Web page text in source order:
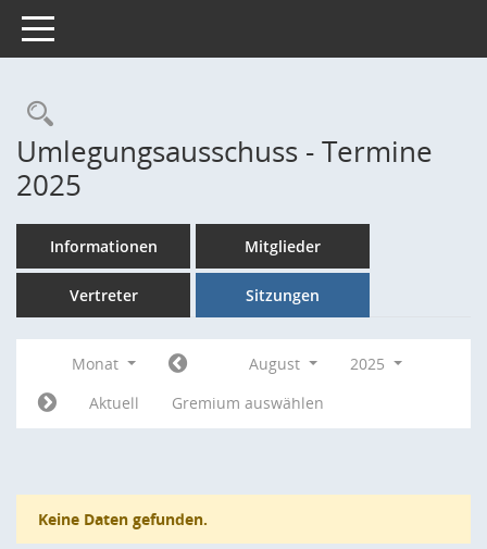
Toggle navigation
Rechercheauswahl
Umlegungsausschuss - Termine
2025
Informationen Mitglieder
Vertreter Sitzungen
Monat August
2025
Aktuell
Gremium auswählen
Keine Daten gefunden.